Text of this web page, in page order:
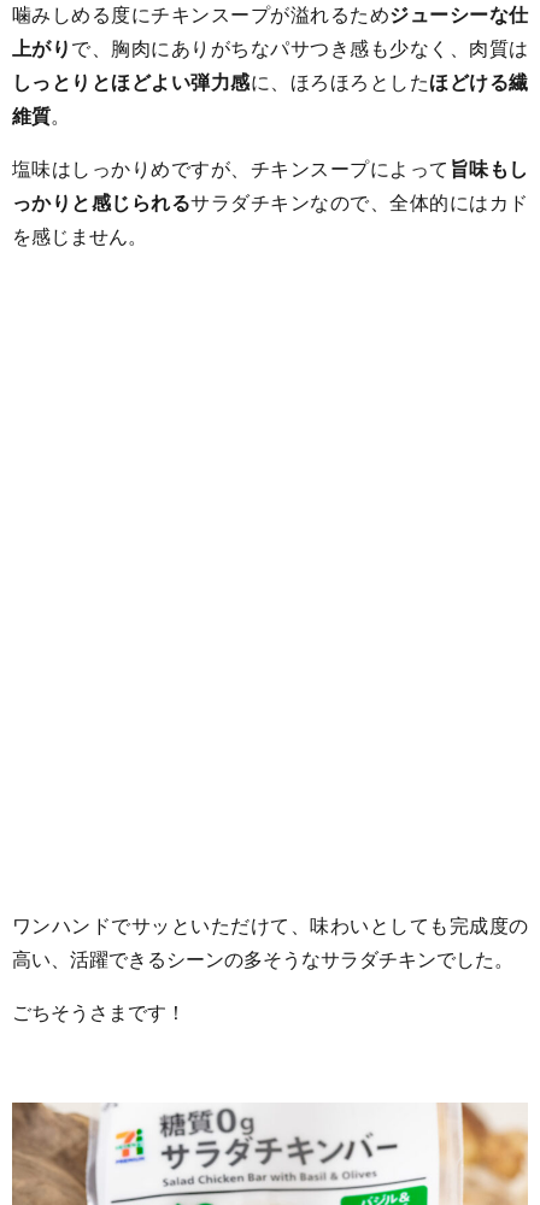
噛みしめる度にチキンスープが溢れるためジューシーな仕
上がり で、胸肉にありがちなパサつき感も少なく、肉質は
しっとりとほどよい弾力感に、ほろほろとしたほどける繊
維質。
塩味はしっかりめですが、チキンスープによって 旨味もし
っかりと感じられるサラダチキンなので、全体的にはカド
を感じません。
ワンハンドでサッといただけて、味わいとしても完成度の
高い、活躍できるシーンの多そうなサラダチキンでした。
ごちそうさまです！